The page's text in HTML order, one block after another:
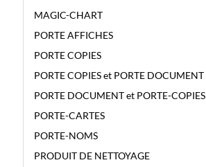
MAGIC-CHART
PORTE AFFICHES
PORTE COPIES
PORTE COPIES et PORTE DOCUMENT
PORTE DOCUMENT et PORTE-COPIES
PORTE-CARTES
PORTE-NOMS
PRODUIT DE NETTOYAGE